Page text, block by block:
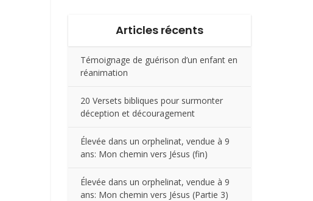
Articles récents
Témoignage de guérison d’un enfant en
réanimation
20 Versets bibliques pour surmonter
déception et découragement
Élevée dans un orphelinat, vendue à 9
ans: Mon chemin vers Jésus (fin)
Élevée dans un orphelinat, vendue à 9
ans: Mon chemin vers Jésus (Partie 3)